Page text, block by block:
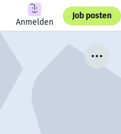
Anmelden
Job posten